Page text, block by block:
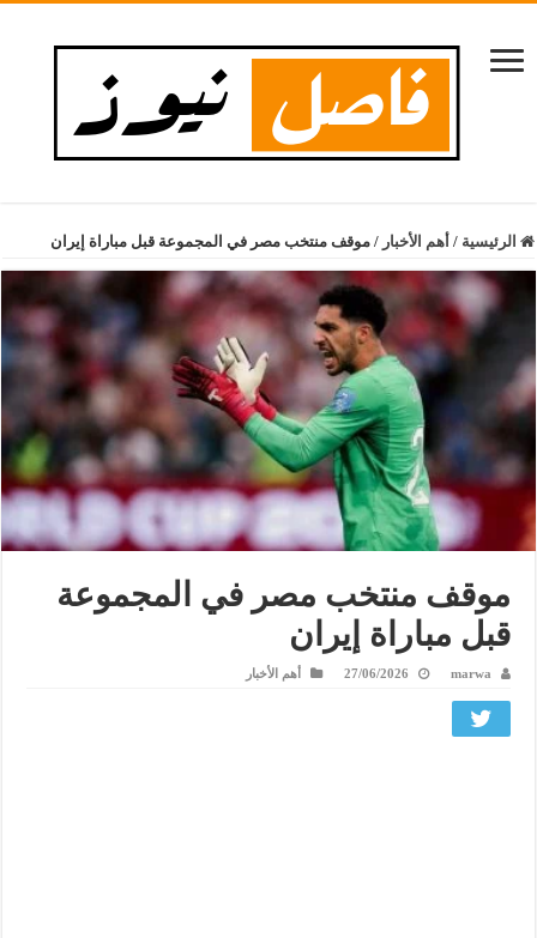
الرئيسية / أهم الأخبار / موقف منتخب مصر في المجموعة قبل مباراة إيران
موقف منتخب مصر في المجموعة
قبل مباراة إيران
marwa
27/06/2026 أهم الأخبار